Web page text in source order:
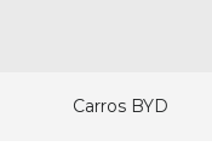
Carros BYD